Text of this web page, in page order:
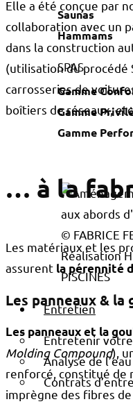
Saunas
Hammams
SPAS
Gamme
Gamme
Gamme
© FABRICE
Réalisation
PISCINES
Entretien
Entretenir
Analyse de l’eau
Contrats
Elle a été conçue par
collaboration avec un
dans la construction
(utilisation du procédé
carrosseries de
boîtiers de réseaux,
… à la
Les matériaux et les
assurent la pérennité
Les panneaux &
Les panneaux et la
Molding Compound),
renforcé, constitué de
imprègne des fibres